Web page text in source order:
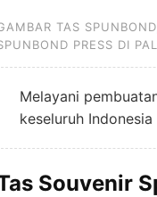
TAS SPUNBOND
PRESS DI
Melayani
keseluruh Indonesia
Souvenir